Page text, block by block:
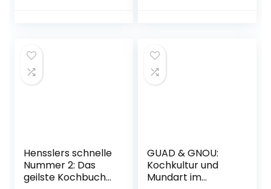
Hensslers schnelle
Nummer 2: Das
geilste Kochbuch
GUAD & GNOU:
Kochkultur und
Mundart im